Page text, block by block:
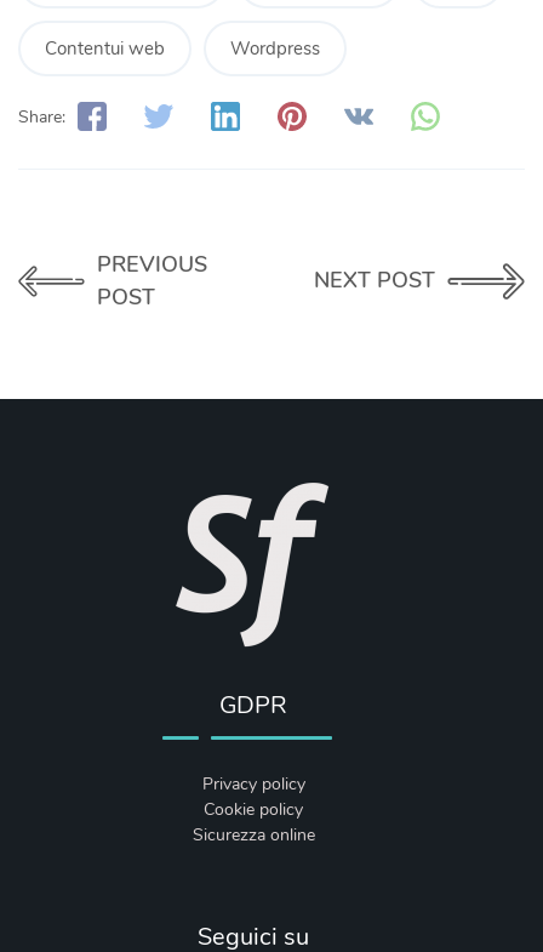
Contentui web Wordpress
Share:
PREVIOUS
POST
NEXT POST
GDPR
Privacy policy
Cookie policy
Sicurezza online
Seguici su